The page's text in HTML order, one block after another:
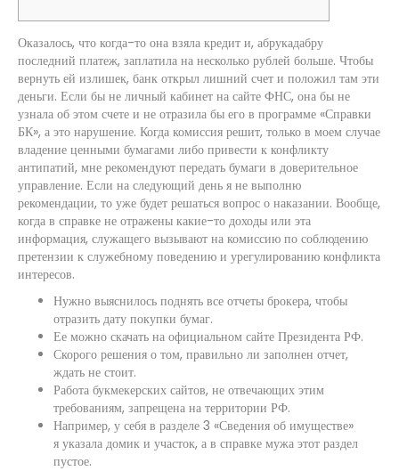
Оказалось, что когда-то она взяла кредит и, абрукадабру
последний платеж, заплатила на несколько рублей больше. Чтобы
вернуть ей излишек, банк открыл лишний счет и положил там эти
деньги. Если бы не личный кабинет на сайте ФНС, она бы не
узнала об этом счете и не отразила бы его в программе «Справки
БК», а это нарушение. Когда комиссия решит, только в моем случае
владение ценными бумагами либо привести к конфликту
антипатий, мне рекомендуют передать бумаги в доверительное
управление. Если на следующий день я не выполню
рекомендации, то уже будет решаться вопрос о наказании. Вообще,
когда в справке не отражены какие-то доходы или эта
информация, служащего вызывают на комиссию по соблюдению
претензии к служебному поведению и урегулированию конфликта
интересов.
Нужно выяснилось поднять все отчеты брокера, чтобы
отразить дату покупки бумаг.
Ее можно скачать на официальном сайте Президента РФ.
Скорого решения о том, правильно ли заполнен отчет,
ждать не стоит.
Работа букмекерских сайтов, не отвечающих этим
требованиям, запрещена на территории РФ.
Например, у себя в разделе 3 «Сведения об имуществе»
я указала домик и участок, а в справке мужа этот раздел
пустое.